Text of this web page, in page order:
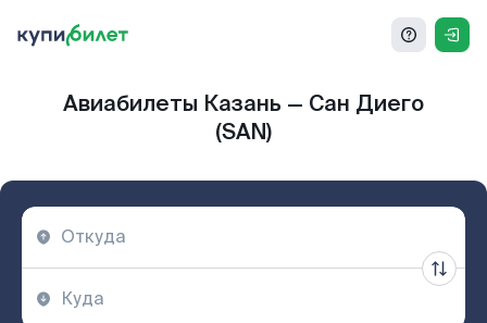
Авиабилеты Казань — Сан Диего
(SAN)